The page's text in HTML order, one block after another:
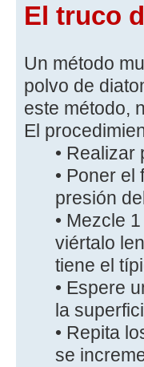
El truco
Un método
polvo de
este método,
El
• Realizar
• Poner
presión
• Mezcle
viértalo
tiene el
• Espere
la
• Repita
se